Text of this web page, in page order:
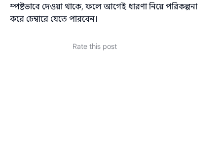
স্পষ্টভাবে দেওয়া থাকে, ফলে আগেই ধারণা নিয়ে পরিকল্পনা
করে চেম্বারে যেতে পারবেন।
Rate this post